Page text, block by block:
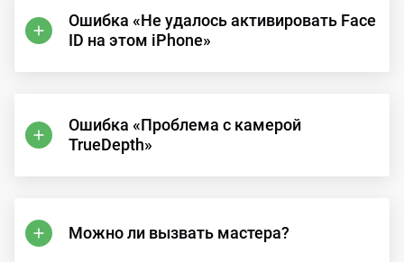
Ошибка «Не удалось активировать Face
ID на этом iPhone»
Ошибка «Проблема с камерой
TrueDepth»
Можно ли вызвать мастера?